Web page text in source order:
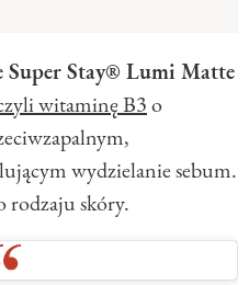
Super Stay® Lumi Matte
witaminę B3o
wydzielanie sebum.
rodzaju skóry.